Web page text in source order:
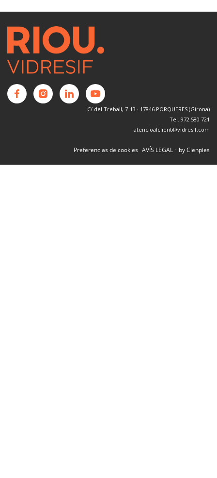
C/ del Treball, 7-13 · 17846 PORQUERES (Girona)
Tel. 972 580 721
atencioalclient@vidresif.com
Preferencias de cookies AVÍS LEGAL · by Cienpies